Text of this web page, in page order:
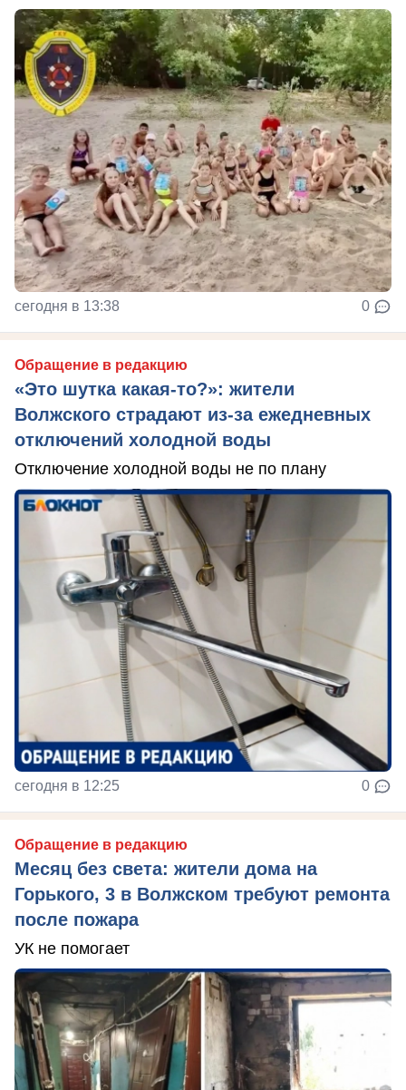
сегодня в 13:38 0
Обращение в редакцию
«Это шутка какая-то?»: жители
Волжского страдают из‑за ежедневных
отключений холодной воды
Отключение холодной воды не по плану
сегодня в 12:25 0
Обращение в редакцию
Месяц без света: жители дома на
Горького, 3 в Волжском требуют ремонта
после пожара
УК не помогает